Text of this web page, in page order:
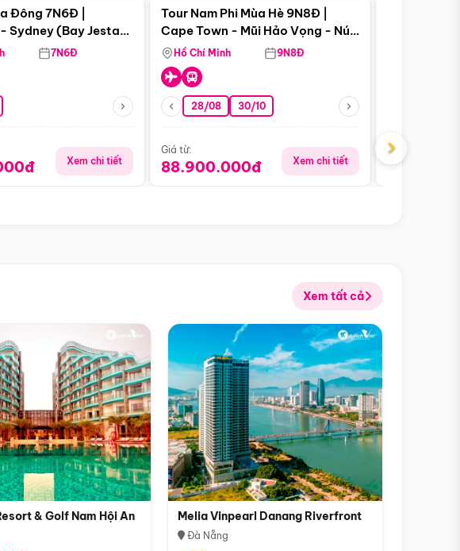
Đông 7N6Đ |
Sydney (Bay Jestar
7N6Đ
Xem chi tiết
Tour Nam Phi Mùa Hè 9N8Đ |
Cape Town - Mũi Hảo Vọng - Núi
Bàn - Johannesburg - Pretoria -
Safari - Lodge
Hồ Chí Minh 9N8Đ
28/08 30/10
Giá từ:
88.900.000đ Xem chi tiết
Giá từ:
›
Xem tất cả
& Golf Nam Hội An Melia Vinpearl Danang Riverfront
Đà Nẵng